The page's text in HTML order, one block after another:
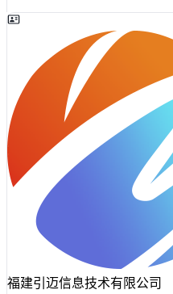
福建引迈信息技术有限公司